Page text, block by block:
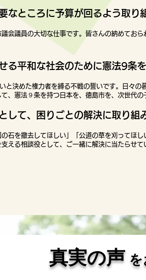
なところに予算が回るよう取り
会議員の大切な仕事です。 皆さんの納めておら
る平和な社会のために憲法9条を
と決めた権力者を縛る不戦の誓いです。
日々の
、憲法９条を持つ日本を、徳島市を、次世代の
して、困りごとの解決に取り組
の石を撤去してほしい」「公道の草を刈ってほ
える相談役として、ご一緒に解決に当たらせて
真実の声